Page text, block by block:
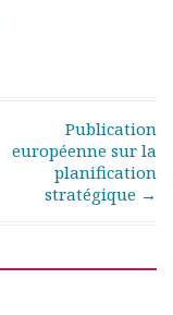
Publication
européenne sur la
planification
stratégique →